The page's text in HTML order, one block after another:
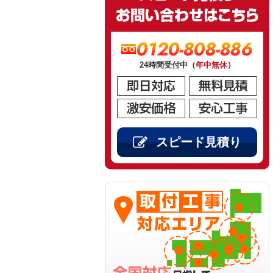
0120-808-886
24時間受付中（年中無休）
スピード見積り